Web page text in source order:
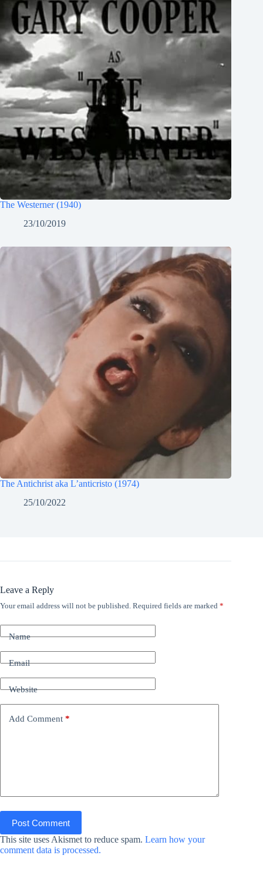
The Westerner (1940)
23/10/2019
The Antichrist aka L’anticristo (1974)
25/10/2022
Leave a Reply
Your email address will not be published. Required fields are marked *
Name
Email
Website
Add Comment *
Post Comment
This site uses Akismet to reduce spam. Learn how your
comment data is processed.